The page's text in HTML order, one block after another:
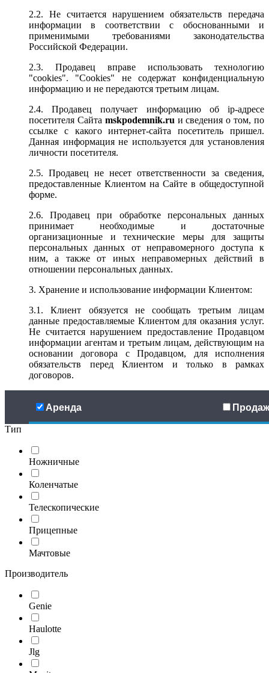
2.2. Не считается нарушением обязательств передача
информации в соответствии с обоснованными и
применимыми требованиями законодательства
Российской Федерации.
2.3. Продавец вправе использовать технологию
"cookies". "Cookies" не содержат конфиденциальную
информацию и не передаются третьим лицам.
2.4. Продавец получает информацию об ip-адресе
посетителя Сайта mskpodemnik.ru и сведения о том, по
ссылке с какого интернет-сайта посетитель пришел.
Данная информация не используется для установления
личности посетителя.
2.5. Продавец не несет ответственности за сведения,
предоставленные Клиентом на Сайте в общедоступной
форме.
2.6. Продавец при обработке персональных данных
принимает необходимые и достаточные
организационные и технические меры для защиты
персональных данных от неправомерного доступа к
ним, а также от иных неправомерных действий в
отношении персональных данных.
3. Хранение и использование информации Клиентом:
3.1. Клиент обязуется не сообщать третьим лицам
данные предоставляемые Клиентом для оказания услуг.
Не считается нарушением предоставление Продавцом
информации агентам и третьим лицам, действующим на
основании договора с Продавцом, для исполнения
обязательств перед Клиентом и только в рамках
договоров.
Аренда
Тип
Ножничные
Коленчатые
Телескопические
Прицепные
Мачтовые
Производитель
Genie
Haulotte
Jlg